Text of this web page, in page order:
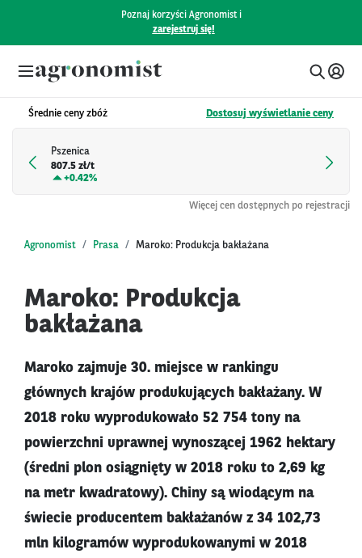
Poznaj korzyści Agronomist i
zarejestruj się!
Średnie ceny zbóż Dostosuj wyświetlanie ceny
Pszenica
807.5 zł/t
+0.42%
Więcej cen dostępnych po rejestracji
Agronomist Prasa Maroko: Produkcja bakłażana
Maroko: Produkcja
bakłażana
Maroko zajmuje 30. miejsce w rankingu
głównych krajów produkujących bakłażany. W
2018 roku wyprodukowało 52 754 tony na
powierzchni uprawnej wynoszącej 1962 hektary
(średni plon osiągnięty w 2018 roku to 2,69 kg
na metr kwadratowy). Chiny są wiodącym na
świecie producentem bakłażanów z 34 102,73
mln kilogramów wyprodukowanymi w 2018